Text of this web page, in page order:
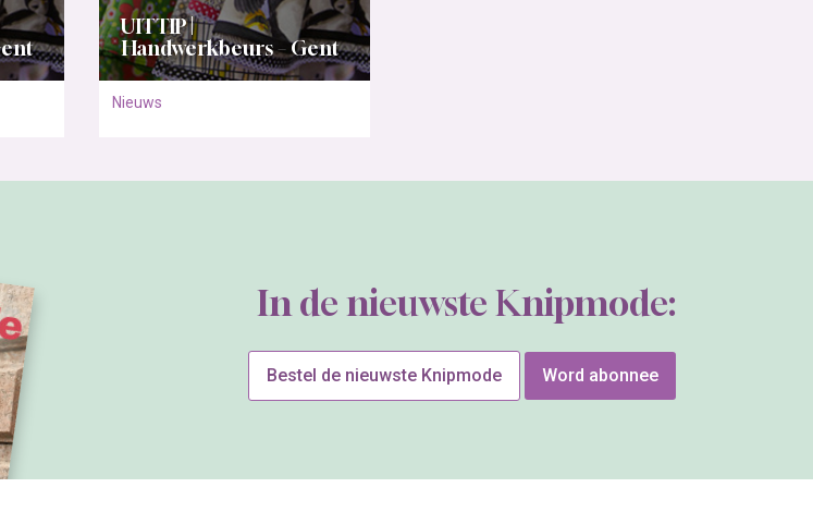
UITTIP |
Handwerkbeurs – Gent
Nieuws
In de nieuwste Knipmode:
Bestel de nieuwste Knipmode Word abonnee